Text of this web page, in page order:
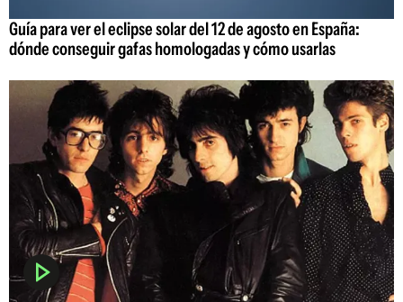
Guía para ver el eclipse solar del 12 de agosto en España:
dónde conseguir gafas homologadas y cómo usarlas